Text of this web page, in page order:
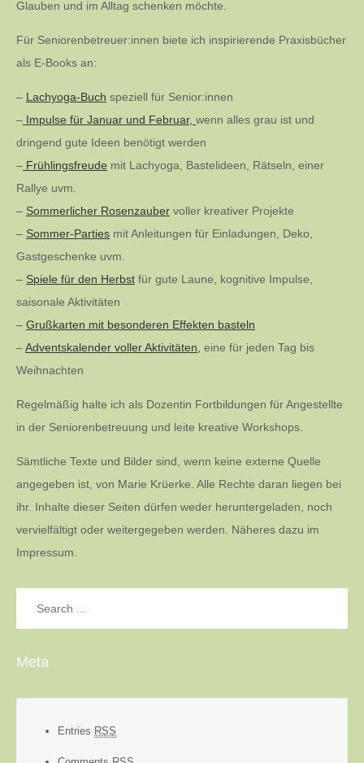
Glauben und im Alltag schenken möchte.
Für Seniorenbetreuer:innen biete ich inspirierende Praxisbücher
als E-Books an:
– Lachyoga-Buch speziell für Senior:innen
– Impulse für Januar und Februar, wenn alles grau ist und
dringend gute Ideen benötigt werden
– Frühlingsfreude mit Lachyoga, Bastelideen, Rätseln, einer
Rallye uvm.
– Sommerlicher Rosenzauber voller kreativer Projekte
– Sommer-Parties mit Anleitungen für Einladungen, Deko,
Gastgeschenke uvm.
– Spiele für den Herbst für gute Laune, kognitive Impulse,
saisonale Aktivitäten
– Grußkarten mit besonderen Effekten basteln
–Adventskalender voller Aktivitäten, eine für jeden Tag bis
Weihnachten
Regelmäßig halte ich als Dozentin Fortbildungen für Angestellte
in der Seniorenbetreuung und leite kreative Workshops.
Sämtliche Texte und Bilder sind, wenn keine externe Quelle
angegeben ist, von Marie Krüerke. Alle Rechte daran liegen bei
ihr. Inhalte dieser Seiten dürfen weder heruntergeladen, noch
vervielfältigt oder weitergegeben werden. Näheres dazu im
Impressum.
Meta
Entries RSS